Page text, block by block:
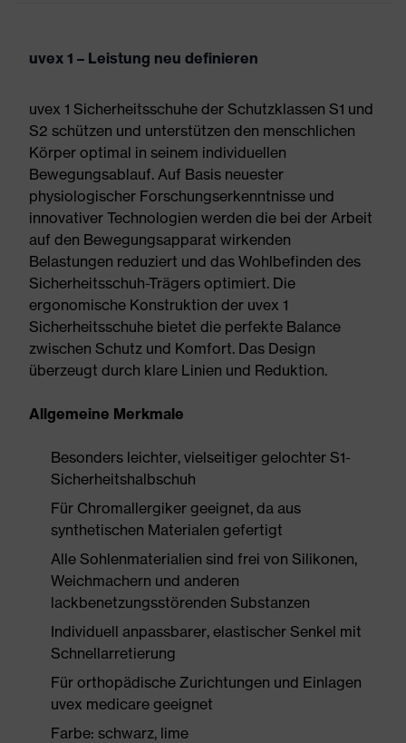
uvex 1 – Leistung neu definieren
uvex 1 Sicherheitsschuhe der Schutzklassen S1 und
S2 schützen und unterstützen den menschlichen
Körper optimal in seinem individuellen
Bewegungsablauf. Auf Basis neuester
physiologischer Forschungserkenntnisse und
innovativer Technologien werden die bei der Arbeit
auf den Bewegungsapparat wirkenden
Belastungen reduziert und das Wohlbefinden des
Sicherheitsschuh-Trägers optimiert. Die
ergonomische Konstruktion der uvex 1
Sicherheitsschuhe bietet die perfekte Balance
zwischen Schutz und Komfort. Das Design
überzeugt durch klare Linien und Reduktion.
Allgemeine Merkmale
Besonders leichter, vielseitiger gelochter S1-
Sicherheitshalbschuh
Für Chromallergiker geeignet, da aus
synthetischen Materialen gefertigt
Alle Sohlenmaterialien sind frei von Silikonen,
Weichmachern und anderen
lackbenetzungsstörenden Substanzen
Individuell anpassbarer, elastischer Senkel mit
Schnellarretierung
Für orthopädische Zurichtungen und Einlagen
uvex medicare geeignet
Farbe: schwarz, lime